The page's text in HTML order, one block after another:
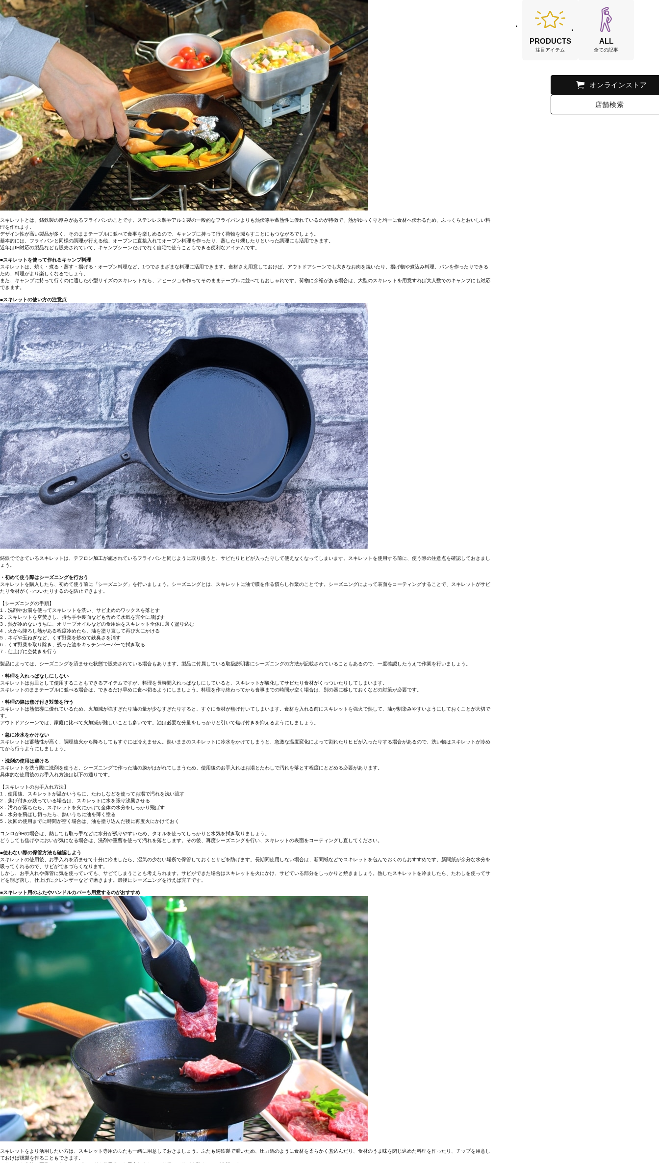
スキレットとは、鋳鉄製の厚みがあるフライパンのことです。ステンレス製やアルミ製の一般的なフライパンよりも熱伝導や蓄熱性に優れているのが特徴で、熱がゆっくりと均一に食材へ伝わるため、ふっくらとおいしい料
理を作れます。
デザイン性が高い製品が多く、そのままテーブルに並べて食事を楽しめるので、キャンプに持って行く荷物を減らすことにもつながるでしょう。
基本的には、フライパンと同様の調理が行える他、オーブンに直接入れてオーブン料理を作ったり、蒸したり燻したりといった調理にも活用できます。
近年はIH対応の製品なども販売されていて、キャンプシーンだけでなく自宅で使うこともできる便利なアイテムです。
■スキレットを使って作れるキャンプ料理
スキレットは、焼く・煮る・蒸す・揚げる・オーブン料理など、1つでさまざまな料理に活用できます。食材さえ用意しておけば、アウトドアシーンでも大きなお肉を焼いたり、揚げ物や煮込み料理、パンを作ったりできる
ため、料理がより楽しくなるでしょう。
また、キャンプに持って行くのに適した小型サイズのスキレットなら、アヒージョを作ってそのままテーブルに並べてもおしゃれです。荷物に余裕がある場合は、大型のスキレットを用意すれば大人数でのキャンプにも対応
できます。
■スキレットの使い方の注意点
鋳鉄でできているスキレットは、テフロン加工が施されているフライパンと同じように取り扱うと、サビたりヒビが入ったりして使えなくなってしまいます。スキレットを使用する前に、使う際の注意点を確認しておきまし
ょう。
・初めて使う際はシーズニングを行おう
スキレットを購入したら、初めて使う前に「シーズニング」を行いましょう。シーズニングとは、スキレットに油で膜を作る慣らし作業のことです。シーズニングによって表面をコーティングすることで、スキレットがサビ
たり食材がくっついたりするのを防止できます。
【シーズニングの手順】
1．洗剤やお湯を使ってスキレットを洗い、サビ止めのワックスを落とす
2．スキレットを空焚きし、持ち手や裏面なども含めて水気を完全に飛ばす
3．熱が冷めないうちに、オリーブオイルなどの食用油をスキレット全体に薄く塗り込む
4．火から降ろし熱がある程度冷めたら、油を塗り直して再び火にかける
5．ネギや玉ねぎなど、くず野菜を炒めて鉄臭さを消す
6．くず野菜を取り除き、残った油をキッチンペーパーで拭き取る
7．仕上げに空焚きを行う
製品によっては、シーズニングを済ませた状態で販売されている場合もあります。製品に付属している取扱説明書にシーズニングの方法が記載されていることもあるので、一度確認したうえで作業を行いましょう。
・料理を入れっぱなしにしない
スキレットはお皿として使用することもできるアイテムですが、料理を長時間入れっぱなしにしていると、スキレットが酸化してサビたり食材がくっついたりしてしまいます。
スキレットのままテーブルに並べる場合は、できるだけ早めに食べ切るようにしましょう。料理を作り終わってから食事までの時間が空く場合は、別の器に移しておくなどの対策が必要です。
・料理の際は焦げ付き対策を行う
スキレットは熱伝導に優れているため、火加減が強すぎたり油の量が少なすぎたりすると、すぐに食材が焦げ付いてしまいます。食材を入れる前にスキレットを強火で熱して、油が馴染みやすいようにしておくことが大切で
す。
アウトドアシーンでは、家庭に比べて火加減が難しいことも多いです。油は必要な分量をしっかりと引いて焦げ付きを抑えるようにしましょう。
・急に冷水をかけない
スキレットは蓄熱性が高く、調理後火から降ろしてもすぐには冷えません。熱いままのスキレットに冷水をかけてしまうと、急激な温度変化によって割れたりヒビが入ったりする場合があるので、洗い物はスキレットが冷め
てから行うようにしましょう。
・洗剤の使用は避ける
スキレットを洗う際に洗剤を使うと、シーズニングで作った油の膜がはがれてしまうため、使用後のお手入れはお湯とたわしで汚れを落とす程度にとどめる必要があります。
具体的な使用後のお手入れ方法は以下の通りです。
【スキレットのお手入れ方法】
1．使用後、スキレットが温かいうちに、たわしなどを使ってお湯で汚れを洗い流す
2．焦げ付きが残っている場合は、スキレットに水を張り沸騰させる
3．汚れが落ちたら、スキレットを火にかけて全体の水分をしっかり飛ばす
4．水分を飛ばし切ったら、熱いうちに油を薄く塗る
5．次回の使用までに時間が空く場合は、油を塗り込んだ後に再度火にかけておく
コンロがIHの場合は、熱しても取っ手などに水分が残りやすいため、タオルを使ってしっかりと水気を拭き取りましょう。
どうしても焦げやにおいが気になる場合は、洗剤や重曹を使って汚れを落とします。その後、再度シーズニングを行い、スキレットの表面をコーティングし直してください。
■使わない際の保管方法も確認しよう
スキレットの使用後、お手入れを済ませて十分に冷ましたら、湿気の少ない場所で保管しておくとサビを防げます。長期間使用しない場合は、新聞紙などでスキレットを包んでおくのもおすすめです。新聞紙が余分な水分を
吸ってくれるので、サビができづらくなります。
しかし、お手入れや保管に気を使っていても、サビてしまうことも考えられます。サビができた場合はスキレットを火にかけ、サビている部分をしっかりと焼きましょう。熱したスキレットを冷ましたら、たわしを使ってサ
ビを削ぎ落し、仕上げにクレンザーなどで磨きます。最後にシーズニングを行えば完了です。
■スキレット用のふたやハンドルカバーも用意するのがおすすめ
スキレットをより活用したい方は、スキレット専用のふたも一緒に用意しておきましょう。ふたも鋳鉄製で重いため、圧力鍋のように食材を柔らかく煮込んだり、食材のうま味を閉じ込めた料理を作ったり、チップを用意し
ておけば燻製を作ることもできます。
PRODUCTS
注目アイテム
ALL
全ての記事
オンラインストア
店舗検索